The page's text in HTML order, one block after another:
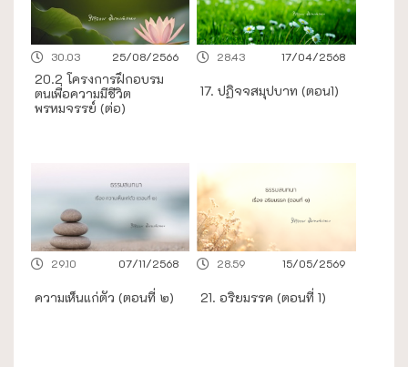
25/08/2566
30.03
20.2 โครงการฝึกอบรม
ตนเพื่อความมีชีวิต
พรหมจรรย์ (ต่อ)
17/04/2568
28.43
17. ปฏิจจสมุปบาท (ตอน1)
07/11/2568
29.10
ความเห็นแก่ตัว (ตอนที่ ๒)
15/05/2569
28.59
21. อริยมรรค (ตอนที่ 1)